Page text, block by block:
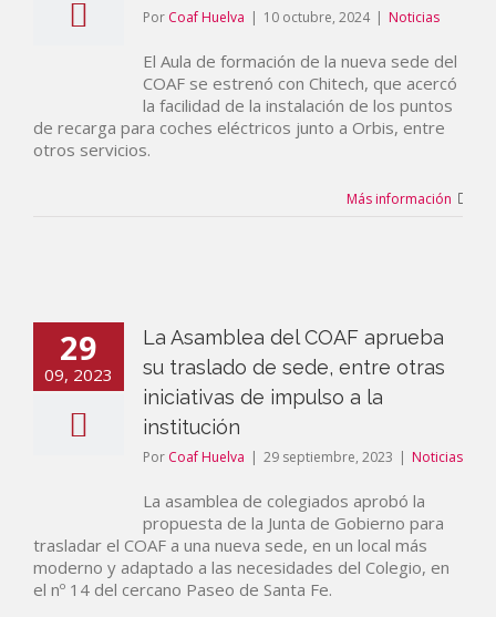
Por Coaf Huelva | 10 octubre, 2024 | Noticias
El Aula de formación de la nueva sede del
COAF se estrenó con Chitech, que acercó
la facilidad de la instalación de los puntos
de recarga para coches eléctricos junto a Orbis, entre
otros servicios.
Más información
29
09, 2023
La Asamblea del COAF aprueba
su traslado de sede, entre otras
iniciativas de impulso a la
institución
Por Coaf Huelva | 29 septiembre, 2023 | Noticias
La asamblea de colegiados aprobó la
propuesta de la Junta de Gobierno para
trasladar el COAF a una nueva sede, en un local más
moderno y adaptado a las necesidades del Colegio, en
el nº 14 del cercano Paseo de Santa Fe.